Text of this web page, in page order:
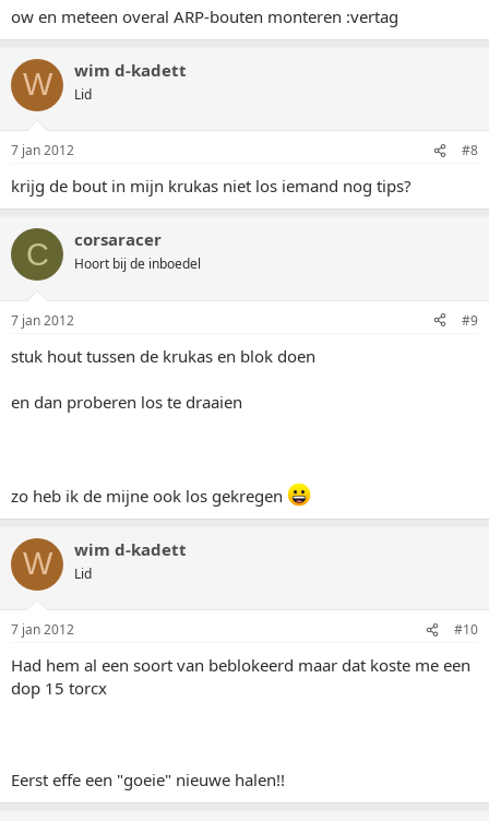
ow en meteen overal ARP-bouten monteren :vertag
W wim d-kadett
Lid
7 jan 2012 #8
krijg de bout in mijn krukas niet los iemand nog tips?
C corsaracer
Hoort bij de inboedel
7 jan 2012 #9
stuk hout tussen de krukas en blok doen
en dan proberen los te draaien
zo heb ik de mijne ook los gekregen
W wim d-kadett
Lid
7 jan 2012 #10
Had hem al een soort van beblokeerd maar dat koste me een
dop 15 torcx
Eerst effe een "goeie" nieuwe halen!!